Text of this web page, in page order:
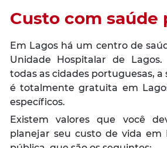
Custo com saúde
Em Lagos há um centro de
Unidade Hospitalar de
todas as cidades portuguesas,
é totalmente gratuita em
específicos.
Existem valores que você
planejar seu custo de vida em